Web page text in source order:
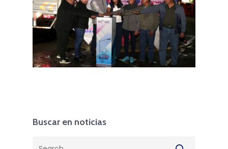
Buscar en noticias